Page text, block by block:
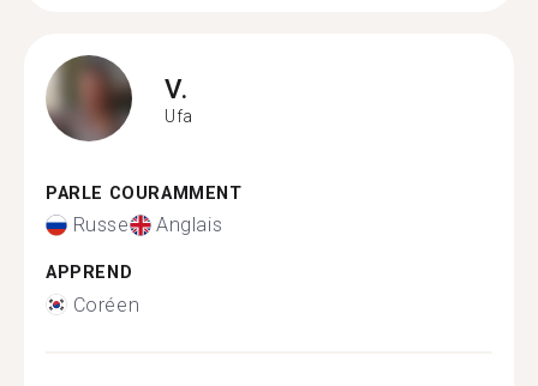
V.
Ufa
PARLE COURAMMENT
Russe Anglais
APPREND
Coréen